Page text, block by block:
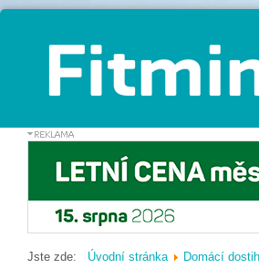
Jste zde: Úvodní stránka Domácí